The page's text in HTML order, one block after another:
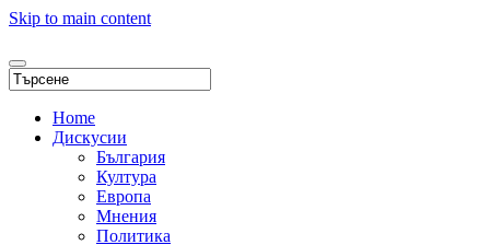
Skip to main content
Home
Дискусии
България
Култура
Европа
Мнения
Политика